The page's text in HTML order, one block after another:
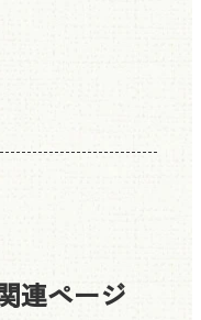
連ページ